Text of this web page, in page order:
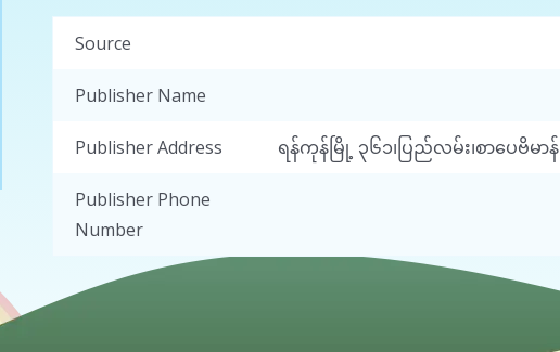
Source
Publisher Name
Publisher Address ရန်ကုန်မြို့ ၃၆၁၊ပြည်လမ်း၊စာပေဗိမာန်
Publisher Phone
Number